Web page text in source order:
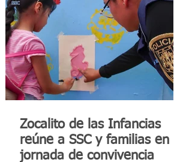
Zocalito de las Infancias
reúne a SSC y familias en
jornada de convivencia